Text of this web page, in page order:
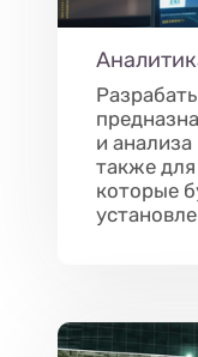
и анализа
также
которые